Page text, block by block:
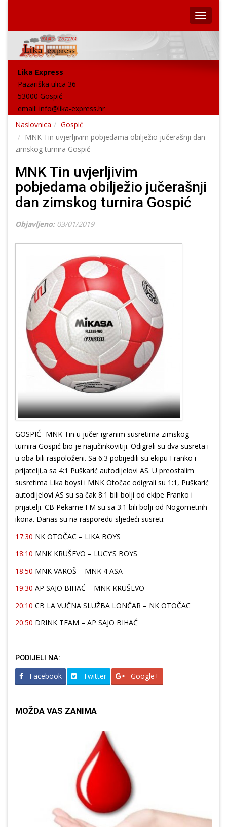
Lika Express
Pazariška ulica 36
53000 Gospić
email: info@lika-express.hr
Naslovnica
Gospić
MNK Tin uvjerljivim pobjedama obilježio jučerašnji dan
zimskog turnira Gospić
MNK Tin uvjerljivim
pobjedama obilježio jučerašnji
dan zimskog turnira Gospić
Objavljeno: 03/01/2019
GOSPIĆ- MNK Tin u jučer igranim susretima zimskog
turnira Gospić bio je najučinkovitiji. Odigrali su dva susreta i
u oba bili raspoloženi. Sa 6:3 pobijedili su ekipu Franko i
prijatelji,a sa 4:1 Puškarić autodijelovi AS. U preostalim
susretima Lika boysi i MNK Otočac odigrali su 1:1, Puškarić
autodijelovi AS su sa čak 8:1 bili bolji od ekipe Franko i
prijatelji. CB Pekarne FM su sa 3:1 bili bolji od Nogometnih
ikona. Danas su na rasporedu sljedeći susreti:
17:30 NK OTOČAC – LIKA BOYS
18:10 MNK KRUŠEVO – LUCY’S BOYS
18:50 MNK VAROŠ – MNK 4 ASA
19:30 AP SAJO BIHAĆ – MNK KRUŠEVO
20:10 CB LA VUČNA SLUŽBA LONČAR – NK OTOČAC
20:50 DRINK TEAM – AP SAJO BIHAĆ
PODIJELI NA:
Facebook Twitter Google+
MOŽDA VAS ZANIMA